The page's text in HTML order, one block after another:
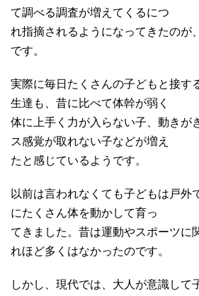
て調べる調査が増えてくるにつ
れ指摘されるようになってきたのが
です。
実際に毎日たくさんの子どもと接す
生達も、昔に比べて体幹が弱く
体に上手く力が入らない子、動きが
ス感覚が取れない子などが増え
たと感じているようです。
以前は言われなくても子どもは戸外
にたくさん体を動かして育っ
てきました。昔は運動やスポーツに
れほど多くはなかったのです。
しかし、現代では、大人が意識して